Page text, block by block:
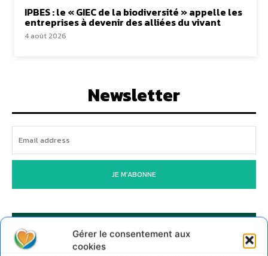
Gérer le consentement aux
cookies
IPBES : le « GIEC de la biodiversité » appelle les
entreprises à devenir des alliées du vivant
4 août 2026
Newsletter
JE M'ABONNE